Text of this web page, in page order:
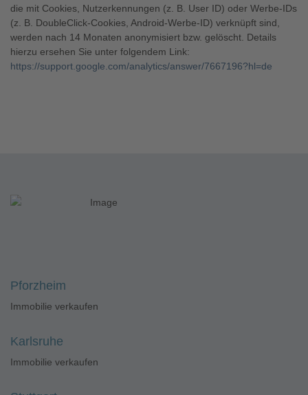
die mit Cookies, Nutzerkennungen (z. B. User ID) oder Werbe-IDs
(z. B. DoubleClick-Cookies, Android-Werbe-ID) verknüpft sind,
werden nach 14 Monaten anonymisiert bzw. gelöscht. Details
hierzu ersehen Sie unter folgendem Link:
https://support.google.com/analytics/answer/7667196?hl=de
Pforzheim
Immobilie verkaufen
Karlsruhe
Immobilie verkaufen